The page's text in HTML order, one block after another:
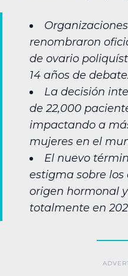
renombraron
de ovario
14 años de debate.
La decisión
de 22,000
impactando a
mujeres en el
El nuevo
estigma sobre los
origen hormonal
totalmente en